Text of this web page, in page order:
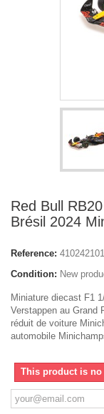
Red Bull
Brésil 2024
Reference: 410242101
Condition: New
Miniature diecast F1
Verstappen au Grand
réduit de voiture
automobile
This product is